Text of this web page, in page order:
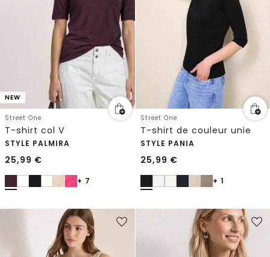
NEW
Street One
T-shirt col V
STYLE PALMIRA
25,99 €
+ 7
Street One
T-shirt de couleur unie
STYLE PANIA
25,99 €
+ 1